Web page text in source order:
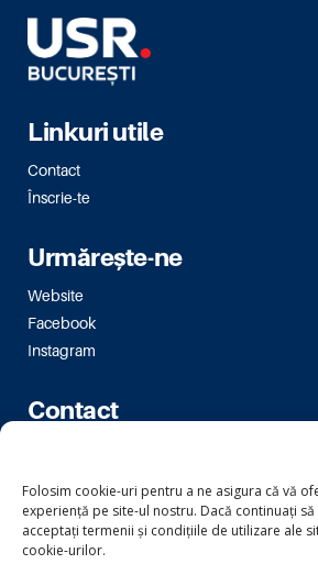
Folosim cookie-uri pentru a ne asigura că vă
experiență pe site-ul nostru. Dacă continuați
acceptați termenii și condițiile de utilizare ale
cookie-urilor.
Linkuri utile
Contact
Înscrie-te
Urmărește-ne
Website
Facebook
Instagram
Contact
bm.bucuresti@usr.ro